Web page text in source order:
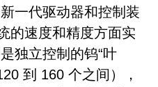
一代驱动器和控制装
的速度和精度方面实
独立控制的钨“叶
到 160 个之间），